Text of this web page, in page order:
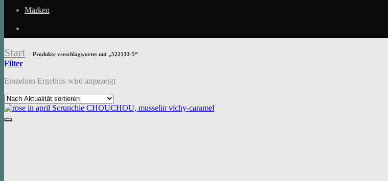
Marken
Start / Produkte verschlagwortet mit „522133-5“
Filter
Einzelnes Ergebnis wird angezeigt